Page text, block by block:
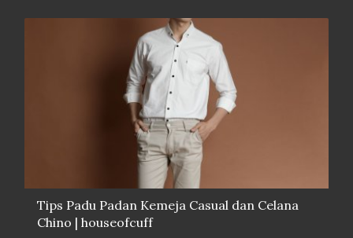
Tips Padu Padan Kemeja Casual dan Celana
Chino | houseofcuff